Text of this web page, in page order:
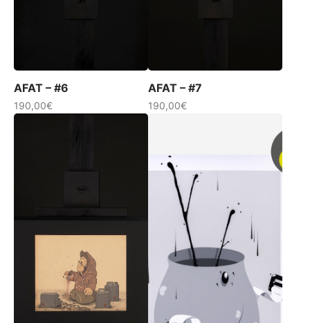
AFAT – #6
190,00€
AFAT – #7
190,00€